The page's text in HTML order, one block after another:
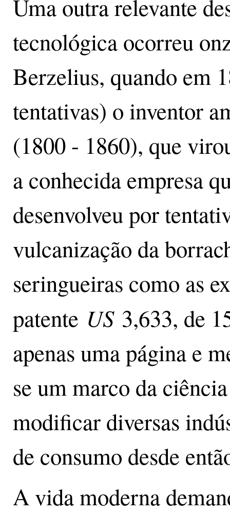
Uma outra relevante
tecnológica ocorreu
Berzelius, quando em
tentativas) o inventor
(1800 - 1860), que
a conhecida empresa
desenvolveu por
vulcanização da
seringueiras como as
patente US3,633, de
apenas uma página e
se um marco da
modificar diversas
de consumo desde
A vida moderna